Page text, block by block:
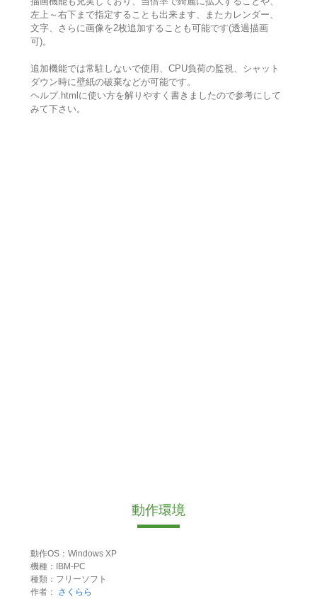
左上～右下まで指定することも出来ます、またカレンダー、
文字、さらに画像を2枚追加することも可能です(透過描画
可)。
追加機能では常駐しないで使用、CPU負荷の監視、シャット
ダウン時に壁紙の破棄などが可能です。
ヘルプ.htmlに使い方を解りやすく書きましたので参考にして
みて下さい。
動作環境
動作OS：Windows XP
機種：IBM-PC
種類：フリーソフト
作者：
さくらら